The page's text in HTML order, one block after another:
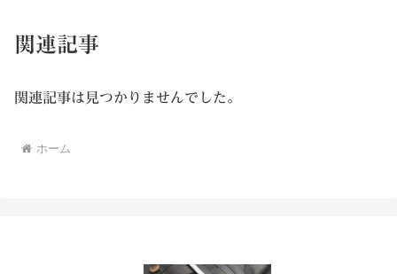
関連記事
関連記事は見つかりませんでした。
ホーム